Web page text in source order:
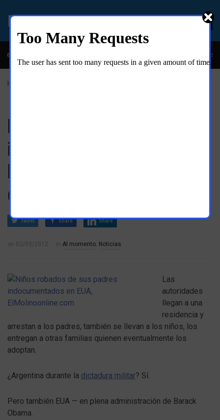
EL MOLINO ONLINE
y descarada historia del congresista por NY George Santos
Home
Bebés robados: madre
inmigrante pierde sus cuatro
hijos ante autoridades EUA. No
es caso único
Tweet Share Share
on 02/03/2012 in Al momento, Noticias
Las
autoridades
llegan a una
residencia y
arrestan a los padres, también se llevan a los niños, los
entregan a otras familias quienen eventualmente los
adoptan.
¿Argentina durante la dictadura militar? Sí.
Pero también EUA — en plena administración de Barack
Obama.